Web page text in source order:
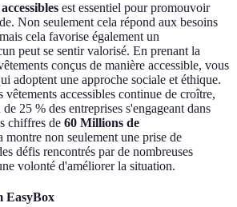
est essentiel pour promouvoir
Non seulement cela répond aux besoins
cela favorise également un
peut se sentir valorisé. En prenant la
conçus de manière accessible, vous
adoptent une approche sociale et éthique.
vêtements accessibles continue de croître,
25 % des entreprises s'engageant dans
chiffres de 60 Millions de
montre non seulement une prise de
défis rencontrés par de nombreuses
volonté d'améliorer la situation.
EasyBox